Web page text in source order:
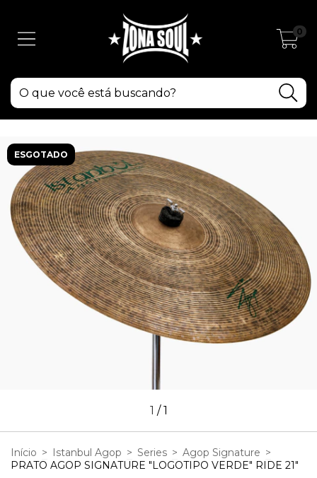
0
ESGOTADO
1 /1
Início > Istanbul Agop > Series > Agop Signature >
PRATO AGOP SIGNATURE "LOGOTIPO VERDE" RIDE 21"